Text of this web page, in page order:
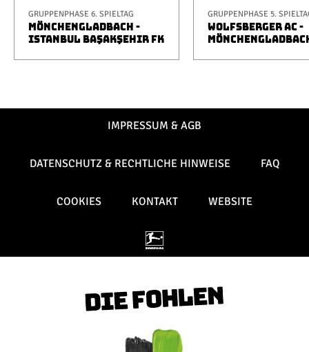
GRUPPENPHASE 6. SPIELTAG
MÖNCHENGLADBACH -
ISTANBUL BAŞAKŞEHIR FK
GRUPPENPHASE 5.
WOLFSBERGER AC -
IMPRESSUM & AGB
DATENSCHUTZ & RECHTLICHE HINWEISE FAQ
COOKIES KONTAKT WEBSITE